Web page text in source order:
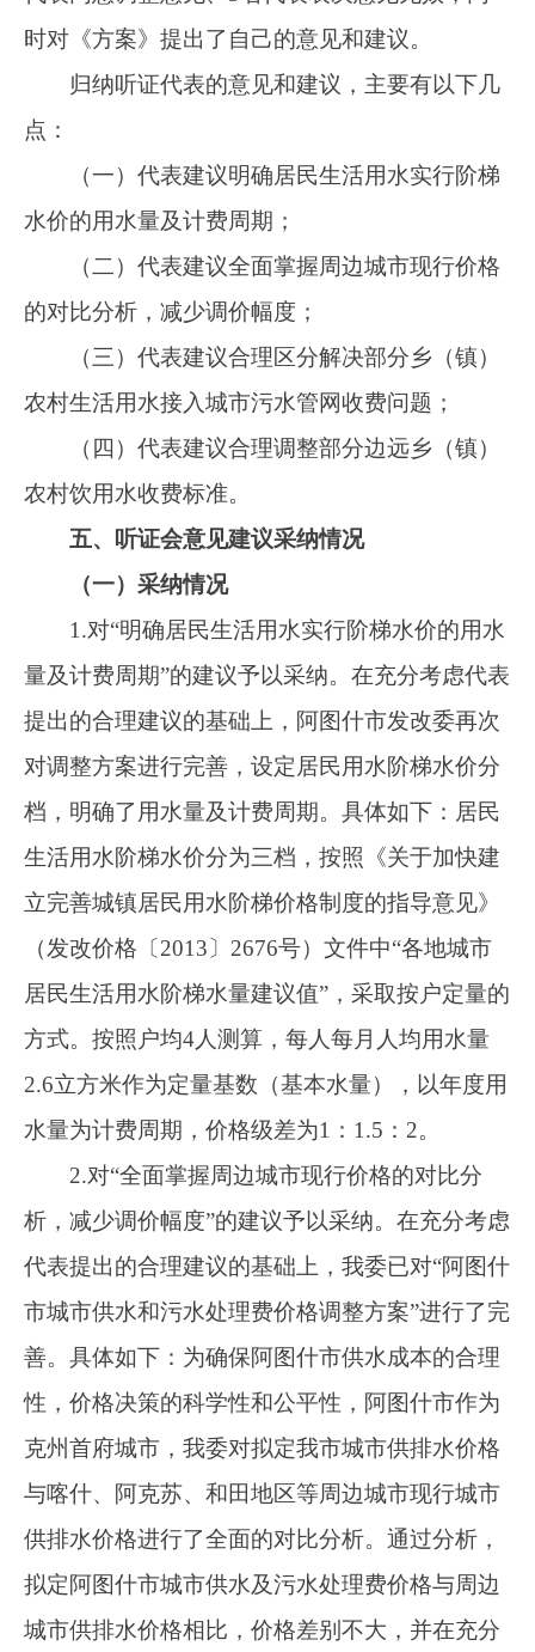
克州首府城市，我委对拟定我市城市供排水价格
与喀什、阿克苏、和田地区等周边城市现行城市
供排水价格进行了全面的对比分析。通过分析，
拟定阿图什市城市供水及污水处理费价格与周边
城市供排水价格相比，价格差别不大，并在充分
及周边城市供排水价格等因素的基础上，我委对
企业部分供水成本未进行分摊，最终销售价格未
达到成本价格的第二种方案作为最终《阿图什市
城市供水及污水处理费价格调整方案》，适当减
少了调价幅度，调整后的水价进一步强化全民的
强企业可持续发展，符合阿图什市经济社会发展
和城市节水的要求。
（二）不予采纳情况
1.对“合理区分解决部分乡镇农村生活用水接
入城市污水管网收费问题”的建议不予采纳。理
设施，生活污水一般直接排放到自然环境中，农
村饮用水不需要单独缴纳污水处理费。二是目
前，阿扎克镇大部分污水已排入市政排水管网，
因为农村饮用水水费不包含污水处理费，所以无
法对阿扎克镇居民回收污水处理费用。
收费标准”的建议不予采纳。理由：一是新疆维吾
尔自治区水利厅关于印发《新疆维吾尔自治区农
村供水水费收缴工作方案（新水厅〔2019〕146
号）的通知》明确要求，到2025年实现水价达到
成本价，提高水费收缴率的要求必须调整水价。
阿图什市委大力支持之下，投入巨大资金，建设
农村饮水安全工程，保障4乡3镇广大农牧民吃上
安全、放心水。哈拉峻乡、吐古买提乡等牧区容
易受到山洪灾害的影响大，维修养护成本较高，
管理人员经费大，而且随着社会经济的发展，材
为了已建农村饮水安全工程长效运行，需要调整
水价。三是本次《阿图什市农村饮用水价格调整
方案》根据阿图什市供水总站近三年的经营成本
及各乡（镇）农村居民的经济承受能力等因素制
定，符合实现阿图什市农村供水价格合理合规和
六、实施